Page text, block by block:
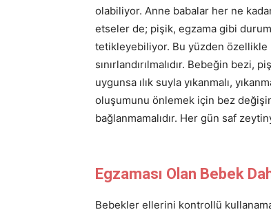
olabiliyor. Anne babalar her ne
etseler de; pişik, egzama gibi
tetikleyebiliyor. Bu yüzden özellikle
sınırlandırılmalıdır. Bebeğin bezi,
uygunsa ılık suyla yıkanmalı,
oluşumunu önlemek için bez
bağlanmamalıdır. Her gün saf
Egzaması Olan Bebek
Bebekler ellerini kontrollü